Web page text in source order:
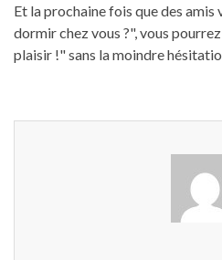
Et la prochaine fois que des
dormir chez vous ?", vous
plaisir !" sans la moindre